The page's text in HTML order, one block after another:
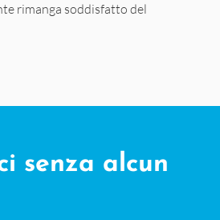
rimanga soddisfatto del
senza alcun